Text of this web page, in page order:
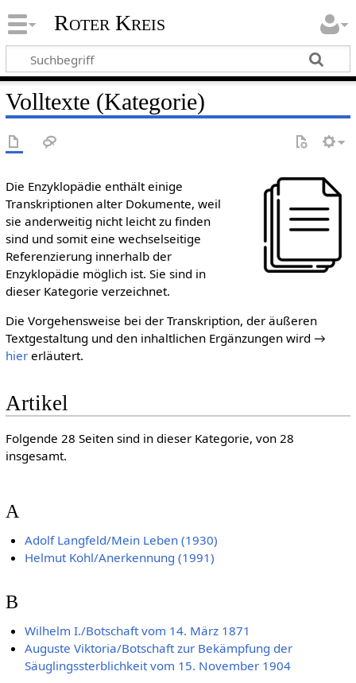
Roter Kreis
Volltexte (Kategorie)
Die Enzyklopädie enthält einige
Transkriptionen alter Dokumente, weil
sie anderweitig nicht leicht zu finden
sind und somit eine wechselseitige
Referenzierung innerhalb der
Enzyklopädie möglich ist. Sie sind in
dieser Kategorie verzeichnet.
Die Vorgehensweise bei der Transkription, der äußeren
Textgestaltung und den inhaltlichen Ergänzungen wird →
hiererläutert.
Artikel
Folgende 28 Seiten sind in dieser Kategorie, von 28
insgesamt.
A
Adolf Langfeld/Mein Leben (1930)
Helmut Kohl/Anerkennung (1991)
B
Wilhelm I./Botschaft vom 14. März 1871
Auguste Viktoria/Botschaft zur Bekämpfung der
Säuglingssterblichkeit vom 15. November 1904